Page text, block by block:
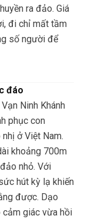
ra đảo. Giá
đi chỉ mất tầm
số người để
đáo
Ninh Khánh
phục con
ở Việt Nam.
khoảng 700m
nhỏ. Với
hút kỳ lạ khiến
được. Dạo
giác vừa hồi